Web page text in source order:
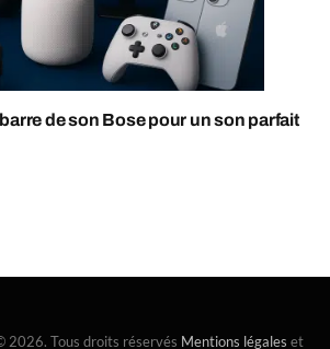
de son Bose pour un son parfait
2026. Tous droits réservés Mentions légales et